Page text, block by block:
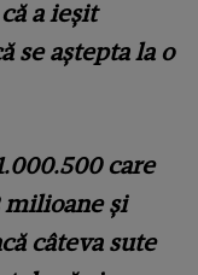
a ieșit
se aștepta la o
care
și
câteva sute